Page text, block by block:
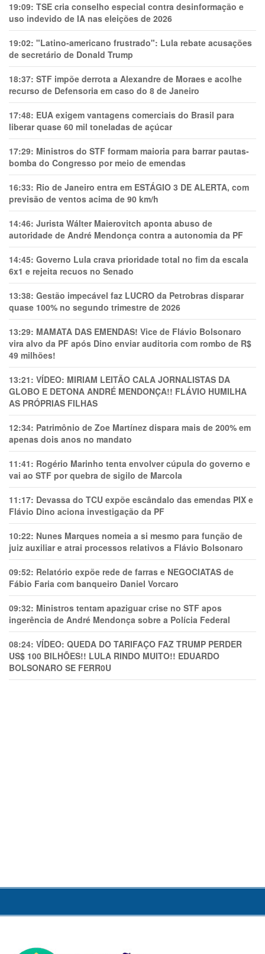
19:09: TSE cria conselho especial contra desinformação e
uso indevido de IA nas eleições de 2026
19:02: "Latino-americano frustrado": Lula rebate acusações
de secretário de Donald Trump
18:37: STF impõe derrota a Alexandre de Moraes e acolhe
recurso de Defensoria em caso do 8 de Janeiro
17:48: EUA exigem vantagens comerciais do Brasil para
liberar quase 60 mil toneladas de açúcar
17:29: Ministros do STF formam maioria para barrar pautas-
bomba do Congresso por meio de emendas
16:33: Rio de Janeiro entra em ESTÁGIO 3 DE ALERTA, com
previsão de ventos acima de 90 km/h
14:46: Jurista Wálter Maierovitch aponta abuso de
autoridade de André Mendonça contra a autonomia da PF
14:45: Governo Lula crava prioridade total no fim da escala
6x1 e rejeita recuos no Senado
13:38: Gestão impecável faz LUCRO da Petrobras disparar
quase 100% no segundo trimestre de 2026
13:29: MAMATA DAS EMENDAS! Vice de Flávio Bolsonaro
vira alvo da PF após Dino enviar auditoria com rombo de R$
49 milhões!
13:21: VÍDEO: MIRIAM LEITÃO CALA JORNALISTAS DA
GLOBO E DETONA ANDRÉ MENDONÇA!! FLÁVIO HUMILHA
AS PRÓPRIAS FILHAS
12:34: Patrimônio de Zoe Martínez dispara mais de 200% em
apenas dois anos no mandato
11:41: Rogério Marinho tenta envolver cúpula do governo e
vai ao STF por quebra de sigilo de Marcola
11:17: Devassa do TCU expõe escândalo das emendas PIX e
Flávio Dino aciona investigação da PF
10:22: Nunes Marques nomeia a si mesmo para função de
juiz auxiliar e atrai processos relativos a Flávio Bolsonaro
09:52: Relatório expõe rede de farras e NEGOCIATAS de
Fábio Faria com banqueiro Daniel Vorcaro
09:32: Ministros tentam apaziguar crise no STF apos
ingerência de André Mendonça sobre a Polícia Federal
08:24: VÍDEO: QUEDA DO TARIFAÇO FAZ TRUMP PERDER
US$ 100 BILHÕES!! LULA RINDO MUITO!! EDUARDO
BOLSONARO SE FERR0U